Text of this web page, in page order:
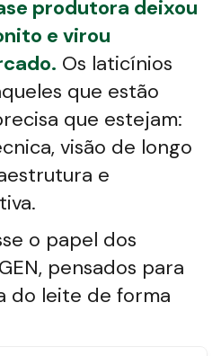
produtora deixou
e virou
Os laticínios
que estão
que estejam:
visão de longo
e
o papel dos
pensados para
do leite de forma